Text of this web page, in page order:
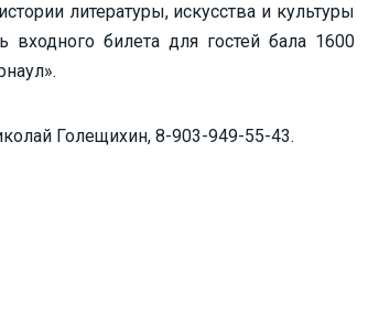
литературы, искусства и культуры
входного билета для гостей бала 1600
Голещихин, 8-903-949-55-43.